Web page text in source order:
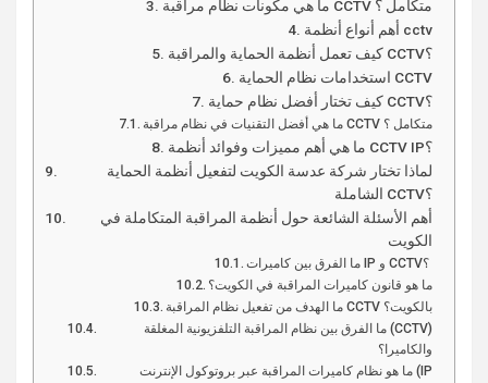
ما هي مكونات نظام مراقبة CCTV متكامل ؟
أهم أنواع أنظمة cctv
كيف تعمل أنظمة الحماية والمراقبة CCTV؟
استخدامات نظام الحماية CCTV
كيف تختار أفضل نظام حماية CCTV؟
ما هي أفضل التقنيات في نظام مراقبة CCTV متكامل ؟
ما هي أهم مميزات وفوائد أنظمة CCTV IP؟
لماذا تختار شركة عدسة الكويت لتفعيل أنظمة الحماية
الشاملة CCTV؟
أهم الأسئلة الشائعة حول أنظمة المراقبة المتكاملة في
الكويت
ما هو قانون كاميرات المراقبة في الكويت؟
ما الهدف من تفعيل نظام المراقبة CCTV بالكويت؟
ما الفرق بين نظام المراقبة التلفزيونية المغلقة (CCTV)
والكاميرا؟
ما هو نظام كاميرات المراقبة عبر بروتوكول الإنترنت (IP